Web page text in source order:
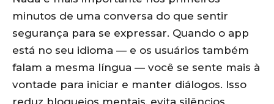
minutos de uma conversa do que sentir
segurança para se expressar. Quando o app
está no seu idioma — e os usuários também
falam a mesma língua — você se sente mais à
vontade para iniciar e manter diálogos. Isso
reduz bloqueios mentais, evita silêncios